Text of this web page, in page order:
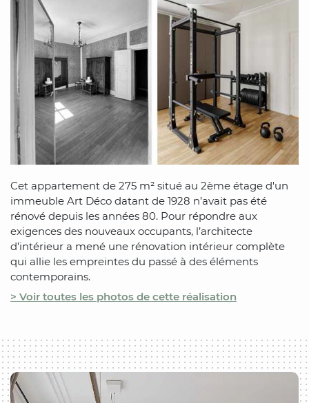
Cet appartement de 275 m² situé au 2ème étage d'un
immeuble Art Déco datant de 1928 n’avait pas été
rénové depuis les années 80. Pour répondre aux
exigences des nouveaux occupants, l’architecte
d’intérieur a mené une rénovation intérieur complète
qui allie les empreintes du passé à des éléments
contemporains.
> Voir toutes les photos de cette réalisation